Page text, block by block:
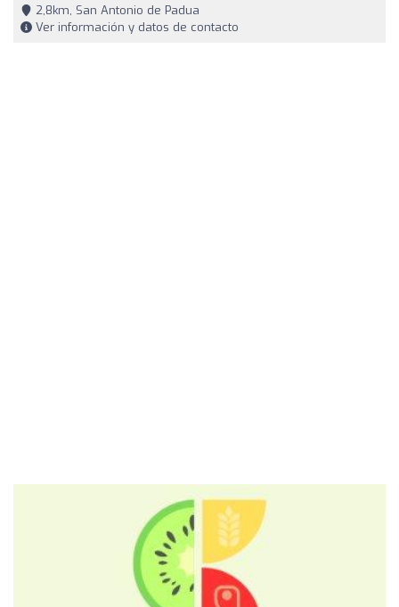
2,8km, San Antonio de Padua
Ver información y datos de contacto